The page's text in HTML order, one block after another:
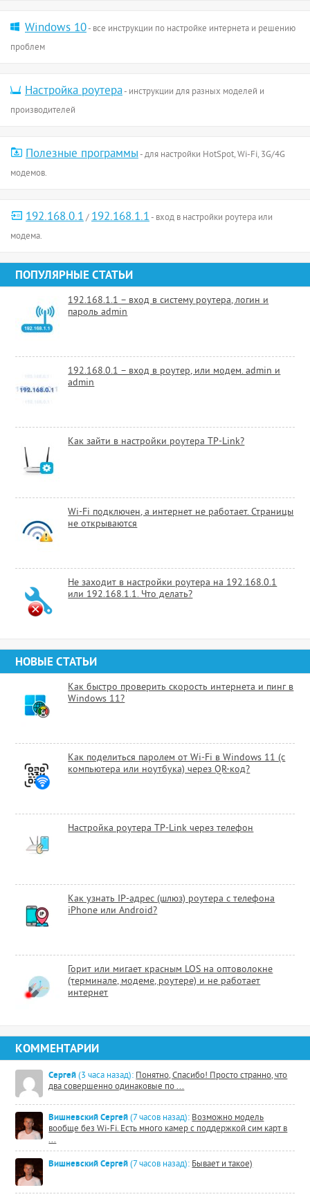
Windows 10- все инструкции по настройке интернета и решению
проблем
Настройка роутера- инструкции для разных моделей и
производителей
Полезные программы- для настройки HotSpot, Wi-Fi, 3G/4G
модемов.
192.168.0.1/192.168.1.1- вход в настройки роутера или
модема.
ПОПУЛЯРНЫЕ СТАТЬИ
192.168.1.1 – вход в систему роутера, логин и
пароль admin
192.168.0.1 – вход в роутер, или модем. admin и
admin
Как зайти в настройки роутера TP-Link?
Wi-Fi подключен, а интернет не работает. Страницы
не открываются
Не заходит в настройки роутера на 192.168.0.1
или 192.168.1.1. Что делать?
НОВЫЕ СТАТЬИ
Как быстро проверить скорость интернета и пинг в
Windows 11?
Как поделиться паролем от Wi-Fi в Windows 11 (с
компьютера или ноутбука) через QR-код?
Настройка роутера TP-Link через телефон
Как узнать IP-адрес (шлюз) роутера с телефона
iPhone или Android?
Горит или мигает красным LOS на оптоволокне
(терминале, модеме, роутере) и не работает
интернет
КОММЕНТАРИИ
Сергей (3 часа назад): Понятно, Спасибо! Просто странно, что
два совершенно одинаковые по ...
Вишневский Сергей (7 часов назад): Возможно модель
вообще без Wi-Fi. Есть много камер с поддержкой сим карт в
...
Вишневский Сергей (7 часов назад): Бывает и такое)